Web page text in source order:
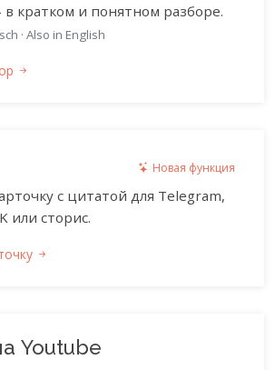
кратком и понятном разборе.
· Also in English
Новая функция
с цитатой для Telegram,
или сторис.
Youtube